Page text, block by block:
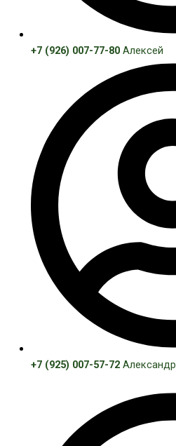
+7 (926) 007-77-80Алексей
+7 (925) 007-57-72Александр